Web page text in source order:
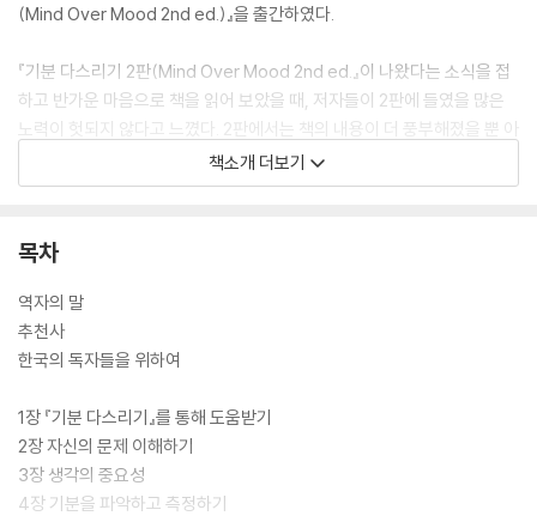
(Mind Over Mood 2nd ed.)』을 출간하였다.
『기분 다스리기 2판(Mind Over Mood 2nd ed.』이 나왔다는 소식을 접
하고 반가운 마음으로 책을 읽어 보았을 때, 저자들이 2판에 들였을 많은
노력이 헛되지 않다고 느꼈다. 2판에서는 책의 내용이 더 풍부해졌을 뿐 아
니라 지난 20년간 인지행동치료 분야에 새로운 바람을 불러일으킨 수용전
념치료, 마음챙김 명상, 긍정심리학의 치료요소들이 기존의 내용과 잘 결
5장과 새로운 사고와 행동 플랜 그리고 수용이 나란히 소개된 10장은 독자
책 전반에 많은 사례를 곁들여 독자들의 이해를 돕고, 자신의 기분을 계속
체크하고 모니터하도록 안내함으로써 실질적인 기분 변화를 이루도록 격
려하고 있다. 2판에 도입된 이러한 변화는 저자인 그린버거 박사와 페데스
수 있다.
책소개 더보기
목차
역자의 말
추천사
한국의 독자들을 위하여
1장 『기분 다스리기』를 통해 도움받기
2장 자신의 문제 이해하기
3장 생각의 중요성
4장 기분을 파악하고 측정하기